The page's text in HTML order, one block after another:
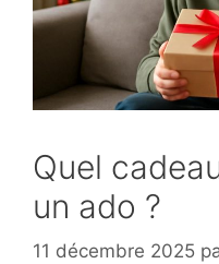
Quel
un ado ?
11 décembre 2025